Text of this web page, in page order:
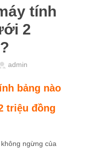
tính
2
admin
bảng nào
triệu đồng
ngừng của